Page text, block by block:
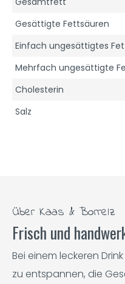
Gesättigte Fettsäuren
Einfach ungesättigtes
Mehrfach ungesättigte
Cholesterin
Salz
Über Kaas & Borrelz
Frisch und
Bei einem leckeren
zu entspannen, die